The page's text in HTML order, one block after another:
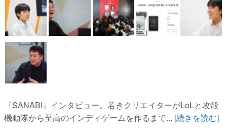
『SANABI』インタビュー。若きクリエイターがLoLと攻殻
機動隊から至高のインディゲームを作るまで... [続きを読む]